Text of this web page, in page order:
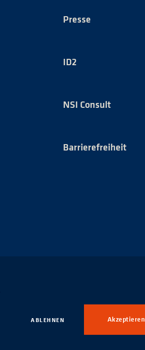
Presse
ID2
NSI Consult
Barrierefreiheit
ABLEHNEN Akzeptieren